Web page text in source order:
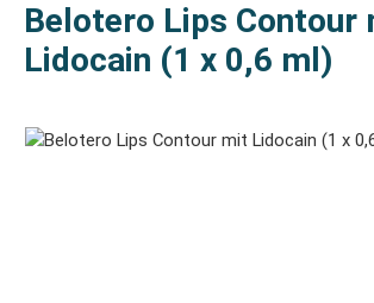
Belotero Lips Contour
Lidocain (1 x 0,6 ml)
Bildergalerie überspringen